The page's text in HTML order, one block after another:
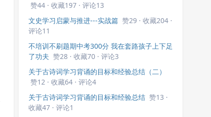
赞44 · 收藏197 · 评论13
文史学习启蒙与推进---实战篇 赞29 · 收藏204 ·
评论11
不培训不刷题期中考300分 我在套路孩子上下足
了功夫 赞28 · 收藏70 · 评论3
关于古诗词学习背诵的目标和经验总结（二）
赞12 · 收藏64 · 评论4
关于古诗词学习背诵的目标和经验总结 赞13 ·
收藏47 · 评论1